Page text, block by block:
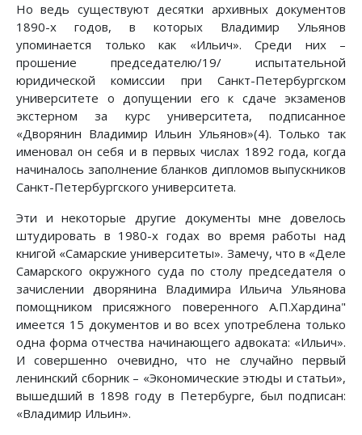
Но ведь существуют десятки архивных документов
1890-х годов, в которых Владимир Ульянов
упоминается только как «Ильич». Среди них –
прошение председателю/19/ испытательной
юридической комиссии при Санкт-Петербургском
университете о допущении его к сдаче экзаменов
экстерном за курс университета, подписанное
«Дворянин Владимир Ильин Ульянов»(4). Только так
именовал он себя и в первых числах 1892 года, когда
начиналось заполнение бланков дипломов выпускников
Санкт-Петербургского университета.
Эти и некоторые другие документы мне довелось
штудировать в 1980-х годах во время работы над
книгой «Самарские университеты». Замечу, что в «Деле
Самарского окружного суда по столу председателя о
зачислении дворянина Владимира Ильича Ульянова
помощником присяжного поверенного А.П.Хардина"
имеется 15 документов и во всех употреблена только
одна форма отчества начинающего адвоката: «Ильич».
И совершенно очевидно, что не случайно первый
ленинский сборник – «Экономические этюды и статьи»,
вышедший в 1898 году в Петербурге, был подписан:
«Владимир Ильин».